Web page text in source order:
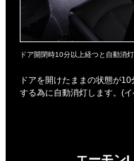
ドア開閉時10分以上経つと自動消灯
ドアを開けたままの状態が
する為に自動消灯します。(